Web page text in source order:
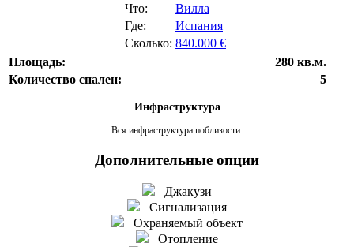
Что:
Вилла
Где:
Испания
Сколько: 840.000 €
Площадь:
280 кв.м.
Количество спален:
5
Инфраструктура
Вся инфраструктура поблизости.
Дополнительные опции
Джакузи
Сигнализация
Охраняемый объект
Отопление